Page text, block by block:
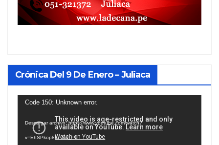
Crónica Del 9 De Enero – Juliaca
Reproductor
vídeo
Code 150: Unknown error.
Descargar archivo: https://www.youtube.com/watch?
v=EhSPkop8KPY&_=1